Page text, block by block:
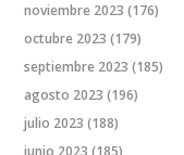
noviembre 2023 (176)
octubre 2023 (179)
septiembre 2023 (185)
agosto 2023 (196)
julio 2023 (188)
junio 2023 (185)